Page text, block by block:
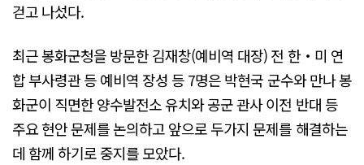
걷고 나섰다.
최근 봉화군청을 방문한 김재창(예비역 대장) 전 한‧미 연
합 부사령관 등 예비역 장성 등 7명은 박현국 군수와 만나 봉
화군이 직면한 양수발전소 유치와 공군 관사 이전 반대 등
주요 현안 문제를 논의하고 앞으로 두가지 문제를 해결하는
데 함께 하기로 중지를 모았다.